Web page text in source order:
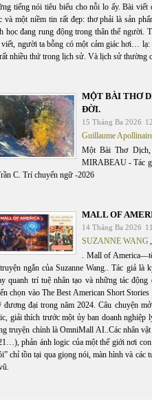
tiếng nói tiêu biểu cho nỗi lo ấy. Bài
và một niềm tin rất đẹp: thơ phải là sản
học đang rung động trong thân thể người.
viết, người ta bỗng có một cảm giác hơi…
nhiều thứ trong lịch sử. Và lịch sử thường
MỘT BÀI THƠ
ĐỜI.
15 Tháng Ba 2026
Guillaume
Một Bài Thơ
MIRABEAU - Tác
C. Trí chuyển ngữ -2026
MALL OF
14 Tháng Ba 2026
SUZANNE WANG,
. Mall of
ngắn của Suzanne Wang.. Tác giả là
quanh trí tuệ nhân tạo và những tác
chọn vào The Best American Short
đương đại trong năm 2024. Câu chuyện
giải thích trước một ủy ban doanh nghiệp
truyện chính là OmniMall AI..Các nhân
phản ánh logic của một thế giới nơi
chỉ tồn tại qua giọng nói, màn hình và các